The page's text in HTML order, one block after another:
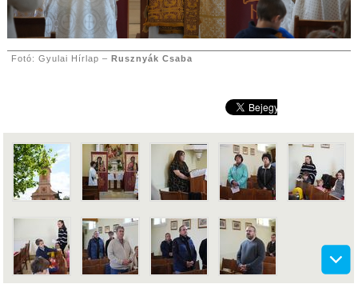
Fotó: Gyulai Hírlap – Rusznyák Csaba